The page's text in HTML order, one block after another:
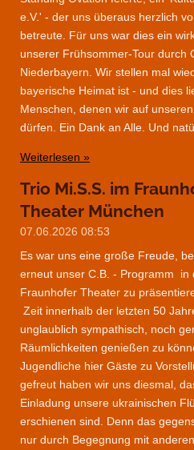
e.V.' - der uns überaus herzlich
betreute. Für uns war dies ein
unserer Frühsommer-Tour durch
Niederbayern. Wir stellen mal
bayerische Heimat ist - und dies
Menschen, denen wir auf
dürfen. Ein Dank an Alle. Und
Weiterlesen »
Trio Mi.S.S. im
Theater München
07.06.2026 08:53
Es war uns eine große Freude,
erneut unser C.B. - Programm in
Fraunhofer Theater zu
Zeit innerhalb der letzten 50
unglaublich sympathisch, noch
Räumlichkeiten genießen zu
Jugendliche hier Gäste zu
gefreut haben wir uns diesmal,
Einladung unsere ukrainischen
erschienen sind. Denn das
nur durch Begegnung mit